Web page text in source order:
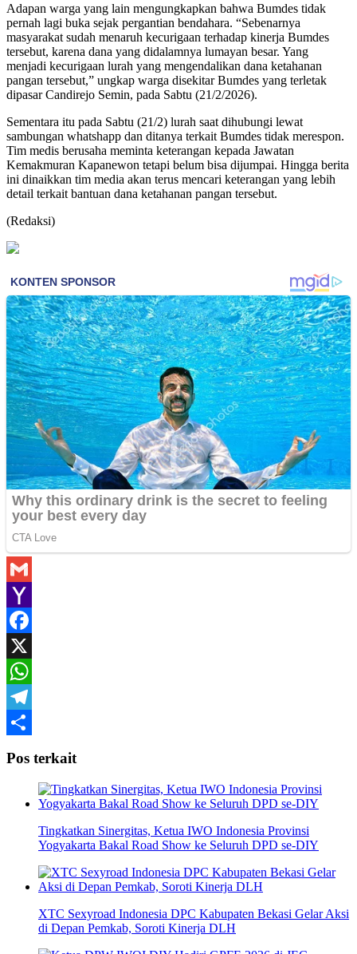
Adapan warga yang lain mengungkapkan bahwa Bumdes tidak
pernah lagi buka sejak pergantian bendahara. “Sebenarnya
masyarakat sudah menaruh kecurigaan terhadap kinerja Bumdes
tersebut, karena dana yang didalamnya lumayan besar. Yang
menjadi kecurigaan lurah yang mengendalikan dana ketahanan
pangan tersebut,” ungkap warga disekitar Bumdes yang terletak
dipasar Candirejo Semin, pada Sabtu (21/2/2026).
Sementara itu pada Sabtu (21/2) lurah saat dihubungi lewat
sambungan whatshapp dan ditanya terkait Bumdes tidak merespon.
Tim medis berusaha meminta keterangan kepada Jawatan
Kemakmuran Kapanewon tetapi belum bisa dijumpai. Hingga berita
ini dinaikkan tim media akan terus mencari keterangan yang lebih
detail terkait bantuan dana ketahanan pangan tersebut.
(Redaksi)
Gmail
Yahoo
Mail
Facebook
X
WhatsApp
Telegram
Pos terkait
Tingkatkan Sinergitas, Ketua IWO Indonesia Provinsi
Yogyakarta Bakal Road Show ke Seluruh DPD se-DIY
XTC Sexyroad Indonesia DPC Kabupaten Bekasi Gelar Aksi
di Depan Pemkab, Soroti Kinerja DLH